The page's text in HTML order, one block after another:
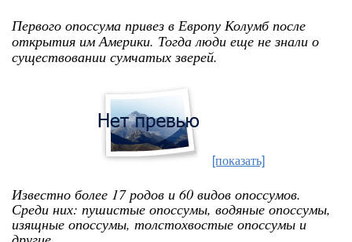
Первого опоссума привез в Европу Колумб после
открытия им Америки. Тогда люди еще не знали о
существовании сумчатых зверей.
[показать]
Известно более 17 родов и 60 видов опоссумов.
Среди них: пушистые опоссумы, водяные опоссумы,
изящные опоссумы, толстохвостые опоссумы и